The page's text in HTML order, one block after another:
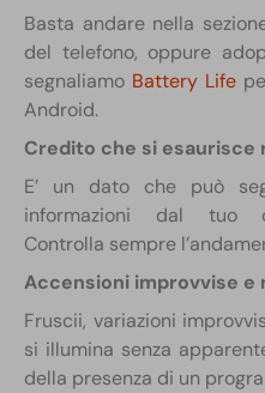
Basta andare nella
del telefono, oppure
segnaliamo Battery Life
Android.
Credito che si esaurisce
E’ un dato che può
informazioni dal tuo
Controlla sempre
Accensioni improvvise e
Fruscii, variazioni
si illumina senza
della presenza di un